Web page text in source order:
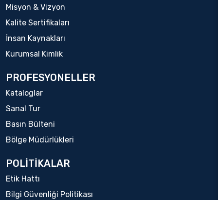
Misyon & Vizyon
Kalite Sertifikaları
İnsan Kaynakları
Kurumsal Kimlik
PROFESYONELLER
Kataloglar
Sanal Tur
Basın Bülteni
Bölge Müdürlükleri
POLİTİKALAR
Etik Hattı
Bilgi Güvenliği Politikası